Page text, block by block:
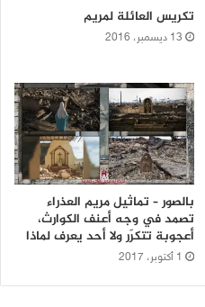
تكريس العائلة لمريم
13 ديسمبر، 2016
بالصور – تماثيل مريم العذراء
تصمد في وجه أعنف الكوارث،
أعجوبة تتكرّر ولا أحد يعرف لماذا
1 أكتوبر، 2017